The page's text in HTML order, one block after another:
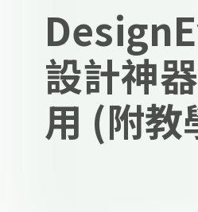
設計神
用 (附教